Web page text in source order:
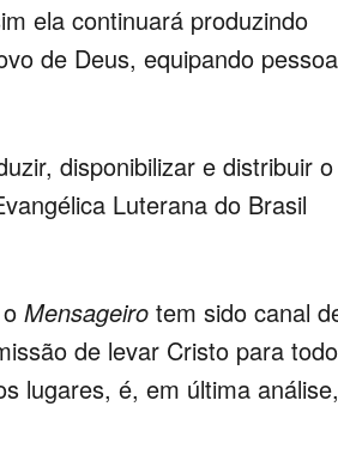
ela continuará produzindo
de Deus, equipando
disponibilizar e distribuir o
Luterana do Brasil
Mensageiro tem sido canal
de levar Cristo para
lugares, é, em última